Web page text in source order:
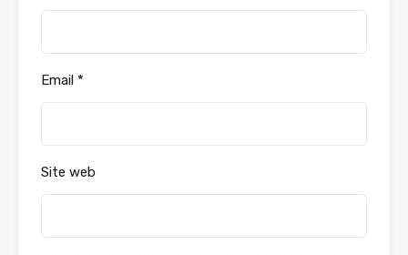
Email *
Site web